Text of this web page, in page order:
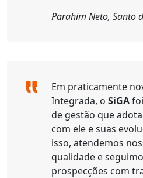
Parahim Neto, Santo
Em praticamente
Integrada, o SiGA
de gestão que
com ele e suas
isso, atendemos
qualidade e
prospecções com